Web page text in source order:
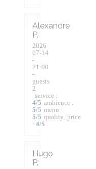
Alexandre
P
2026-
07-14
-
21:00
-
guests
2
service :
4/5 ambience :
5/5 menu :
5/5 quality_price
: 4/5
Hugo
P